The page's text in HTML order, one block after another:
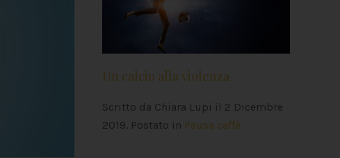
Un calcio alla violenza
Scritto da Chiara Lupi il 2 Dicembre
2019. Postato in Pausa caffè